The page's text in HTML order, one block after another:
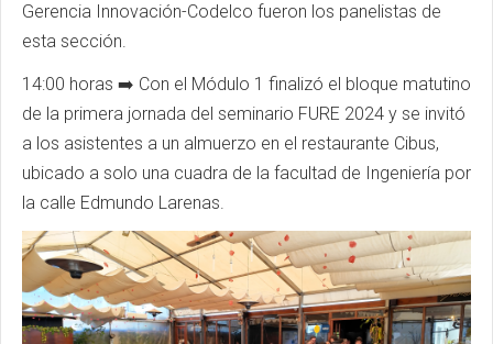
Gerencia Innovación-Codelco fueron los panelistas de
esta sección.
14:00 horas ➡️ Con el Módulo 1 finalizó el bloque matutino
de la primera jornada del seminario FURE 2024 y se invitó
a los asistentes a un almuerzo en el restaurante Cibus,
ubicado a solo una cuadra de la facultad de Ingeniería por
la calle Edmundo Larenas.